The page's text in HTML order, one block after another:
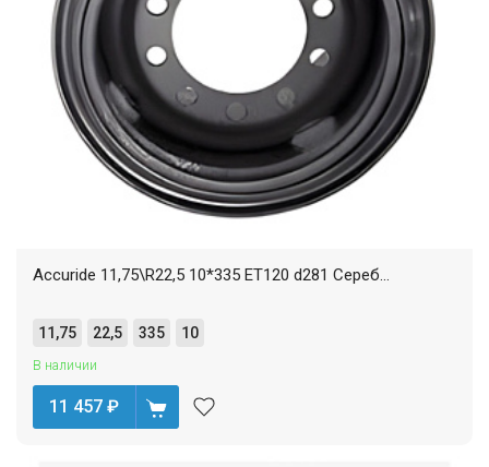
Accuride 11,75\R22,5 10*335 ET120 d281 Сереб...
11,75 22,5 335 10
В наличии
11 457 ₽